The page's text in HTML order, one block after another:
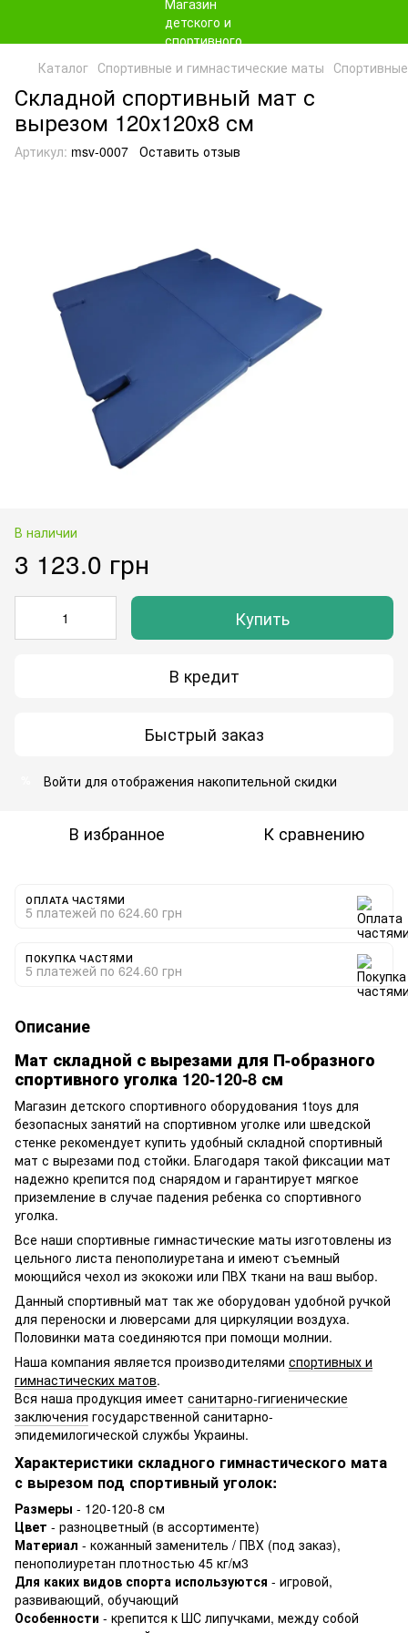
Каталог Спортивные и гимнастические маты
Складной спортивный мат с
вырезом 120х120х8 см
Артикул: msv-0007 Оставить отзыв
В наличии
3 123.0 грн
Купить
В кредит
Быстрый заказ
Войти для отображения накопительной скидки
В избранное К сравнению
ОПЛАТА ЧАСТЯМИ
5 платежей по 624.60 грн
ПОКУПКА ЧАСТЯМИ
5 платежей по 624.60 грн
Описание
Мат складной с вырезами для П-образного
спортивного уголка 120-120-8 см
Магазин детского спортивного оборудования 1toys для
безопасных занятий на спортивном уголке или шведской
стенке рекомендует купить удобный складной спортивный
мат с вырезами под стойки. Благодаря такой фиксации мат
надежно крепится под снарядом и гарантирует мягкое
приземление в случае падения ребенка со спортивного
уголка.
Все наши спортивные гимнастические маты изготовлены из
цельного листа пенополиуретана и имеют съемный
моющийся чехол из экокожи или ПВХ ткани на ваш выбор.
Данный спортивный мат так же оборудован удобной ручкой
для переноски и люверсами для циркуляции воздуха.
Половинки мата соединяются при помощи молнии.
Наша компания является производителями спортивных и
гимнастических матов.
Вся наша продукция имеет санитарно-гигиенические
заключения государственной санитарно-
эпидемилогической службы Украины.
Характеристики складного гимнастического мата
с вырезом под спортивный уголок:
Размеры - 120-120-8 см
Цвет - разноцветный (в ассортименте)
Материал - кожанный заменитель / ПВХ (под заказ),
пенополиуретан плотностью 45 кг/м3
Для каких видов спорта используются - игровой,
развивающий, обучающий
Особенности - крепится к ШС липучками, между собой